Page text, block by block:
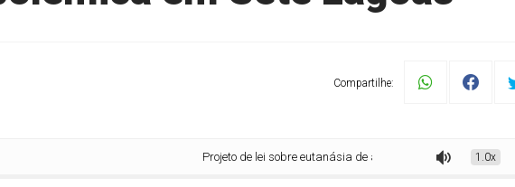
Compartilhe:
Projeto de lei sobre eutanásia de animais de rua gera polêmica em Sete
1.0x